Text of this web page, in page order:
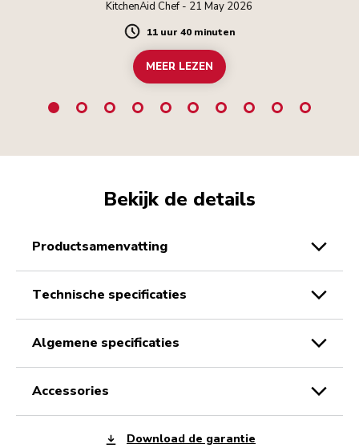
KitchenAid Chef - 21 May 2026
Duration
11 uur 40 minuten
MEER LEZEN
Bekijk de details
productsamenvatting
technische specificaties
algemene specificaties
accessories
Download de garantie